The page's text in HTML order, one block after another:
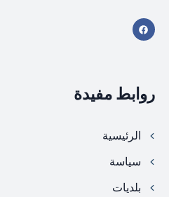
روابط مفيدة
الرئيسية
سياسة
بلديات